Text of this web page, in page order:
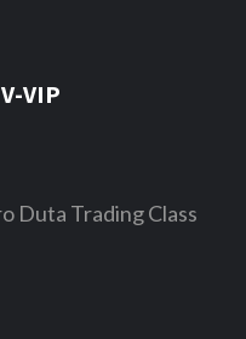
VIP
Duta Trading Class